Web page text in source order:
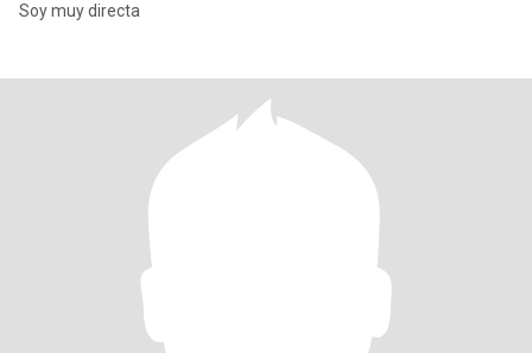
Soy muy directa